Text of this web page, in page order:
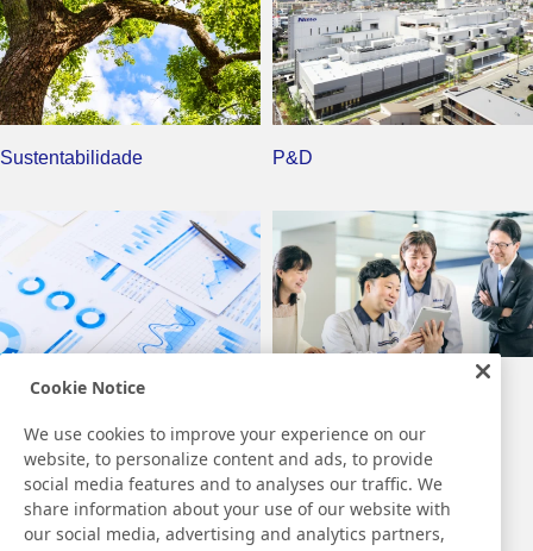
Sustentabilidade P&D
Investidores
Cookie Notice
We use cookies to improve your experience on our
website, to personalize content and ads, to provide
social media features and to analyses our traffic. We
share information about your use of our website with
our social media, advertising and analytics partners,